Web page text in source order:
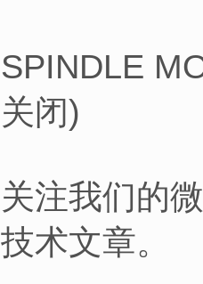
SPINDLE
关闭)
关注我们的
技术文章。